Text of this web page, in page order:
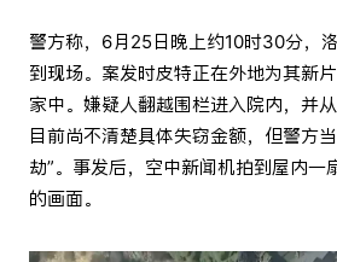
警方称，6月25日晚上约10时30分，
到现场。案发时皮特正在外地为其新
家中。嫌疑人翻越围栏进入院内，并
目前尚不清楚具体失窃金额，但警方
劫”。事发后，空中新闻机拍到屋内一
的画面。